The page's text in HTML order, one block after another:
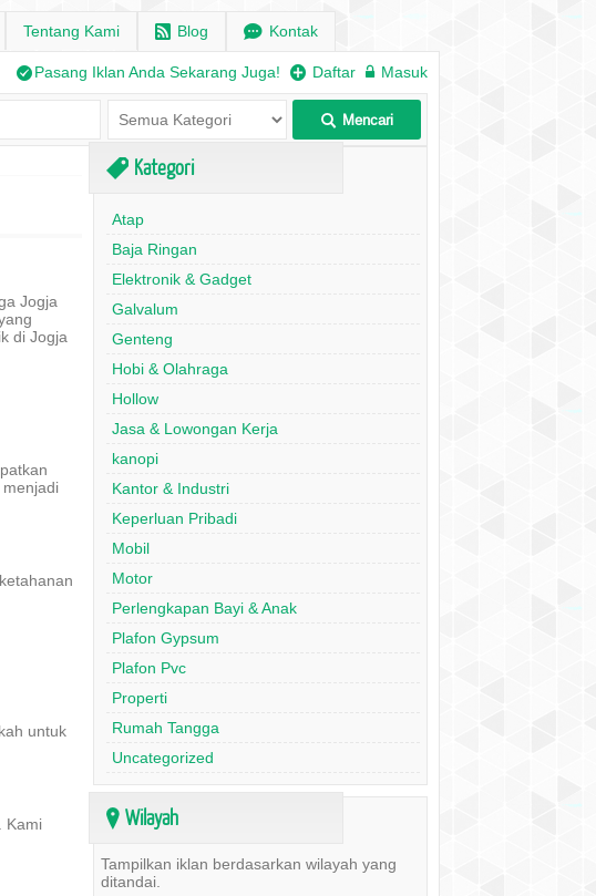
Tentang Kami r Blog e Kontak
/Pasang Iklan Anda Sekarang Juga! + Daftar w Masuk
L Mencari
Jogja
di Jogja
untuk
Kami
, Kategori
Atap
Baja Ringan
Elektronik & Gadget
Galvalum
Genteng
Hobi & Olahraga
Hollow
Jasa & Lowongan Kerja
kanopi
Kantor & Industri
Keperluan Pribadi
Mobil
Motor
Perlengkapan Bayi & Anak
Plafon Gypsum
Plafon Pvc
Properti
Rumah Tangga
Uncategorized
? Wilayah
Tampilkan iklan berdasarkan wilayah yang
ditandai.